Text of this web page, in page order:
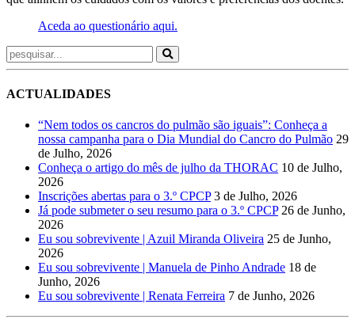
Aceda ao questionário aqui.
ACTUALIDADES
“Nem todos os cancros do pulmão são iguais”: Conheça a
nossa campanha para o Dia Mundial do Cancro do Pulmão 29
de Julho, 2026
Conheça o artigo do mês de julho da THORAC 10 de Julho,
2026
Inscrições abertas para o 3.º CPCP 3 de Julho, 2026
Já pode submeter o seu resumo para o 3.º CPCP 26 de Junho,
2026
Eu sou sobrevivente | Azuil Miranda Oliveira 25 de Junho,
2026
Eu sou sobrevivente | Manuela de Pinho Andrade 18 de
Junho, 2026
Eu sou sobrevivente | Renata Ferreira 7 de Junho, 2026